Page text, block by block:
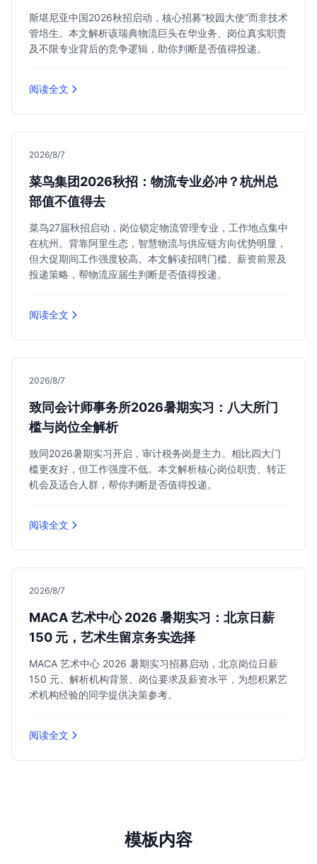
斯堪尼亚中国2026秋招启动，核心招募“校园大使”而非技术
管培生。本文解析该瑞典物流巨头在华业务、岗位真实职责
及不限专业背后的竞争逻辑，助你判断是否值得投递。
阅读全文
2026/8/7
菜鸟集团2026秋招：物流专业必冲？杭州总
部值不值得去
菜鸟27届秋招启动，岗位锁定物流管理专业，工作地点集中
在杭州。背靠阿里生态，智慧物流与供应链方向优势明显，
但大促期间工作强度较高。本文解读招聘门槛、薪资前景及
投递策略，帮物流应届生判断是否值得投递。
阅读全文
2026/8/7
致同会计师事务所2026暑期实习：八大所门
槛与岗位全解析
致同2026暑期实习开启，审计税务岗是主力。相比四大门
槛更友好，但工作强度不低。本文解析核心岗位职责、转正
机会及适合人群，帮你判断是否值得投递。
阅读全文
2026/8/7
MACA 艺术中心 2026 暑期实习：北京日薪
150 元，艺术生留京务实选择
MACA 艺术中心 2026 暑期实习招募启动，北京岗位日薪
150 元。解析机构背景、岗位要求及薪资水平，为想积累艺
术机构经验的同学提供决策参考。
阅读全文
模板内容